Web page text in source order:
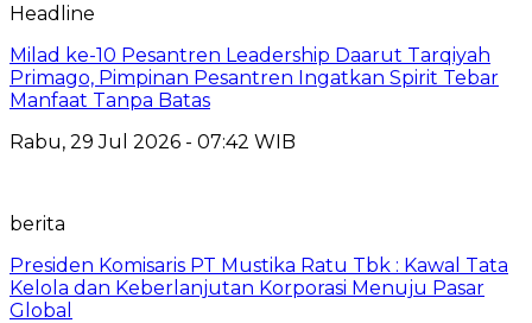
Headline
Milad ke-10 Pesantren Leadership Daarut Tarqiyah
Primago, Pimpinan Pesantren Ingatkan Spirit Tebar
Manfaat Tanpa Batas
Rabu, 29 Jul 2026 - 07:42 WIB
berita
Presiden Komisaris PT Mustika Ratu Tbk : Kawal Tata
Kelola dan Keberlanjutan Korporasi Menuju Pasar
Global